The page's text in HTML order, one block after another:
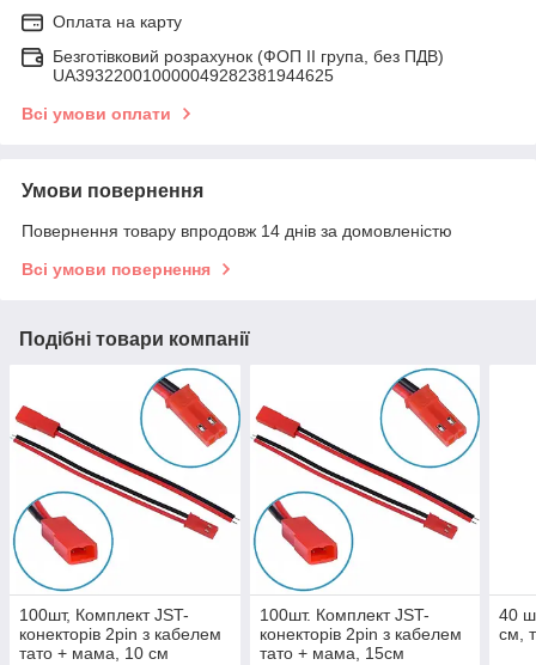
Оплата на карту
Безготівковий розрахунок (ФОП ІІ група, без ПДВ)
UA393220010000049282381944625
Всі умови оплати
Умови повернення
Повернення товару впродовж 14 днів за домовленістю
Всі умови повернення
Подібні товари компанії
100шт, Комплект JST-
конекторів 2pin з кабелем
тато + мама, 10 см
100шт. Комплект JST-
конекторів 2pin з кабелем
тато + мама, 15см
40
см,